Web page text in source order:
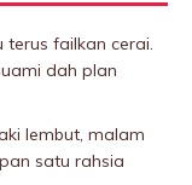
failkan cerai.
dah plan
Iembut, malam
satu rahsia